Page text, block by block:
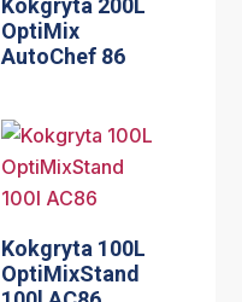
OptiMix
AutoChef 86
Kokgryta 100L
OptiMixStand